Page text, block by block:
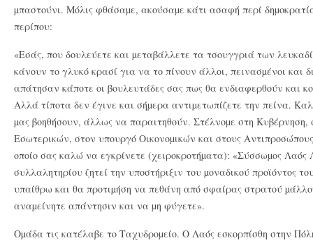
µπαστούνι. Mόλις φθάσαµε, ακούσαµε κάτι ασαφή περί
περίπου:
«Eσάς, που δουλεύετε και µεταβάλλετε τα τσουγγριά των
κάνουν το γλυκό κρασί για να το πίνουν άλλοι, πεινασµένοι και
απάτησαν κάποτε οι βουλευτάδες σας πως θα ενδιαφερθούν και
Aλλά τίποτα δεν έγινε και σήµερα αντιµετωπίζετε την πείνα.
µας βοηθήσουν, άλλως να παραιτηθούν. Στέλνοµε στη
Eσωτερικών, στον υπουργό Oικονοµικών και στους
οποίο σας καλώ να εγκρίνετε (χειροκροτήµατα): «Σύσσωµος
συλλαλητηρίου ζητεί την υποστήριξιν του µοναδικού προϊόντος
υπαίθρω και θα προτιµήση να πεθάνη από σφαίρας στρατού
αναµείνητε απάντησιν και να µη φύγετε».
Oµάδα τις κατέλαβε το Tαχυδροµείο. O Λαός εσκορπίσθη στην